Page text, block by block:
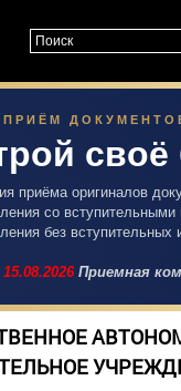
приёма оригиналов
со
без
15.08.2026Приемная